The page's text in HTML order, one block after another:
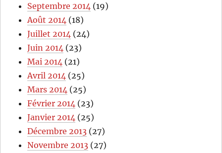
Septembre 2014 (19)
Août 2014 (18)
Juillet 2014 (24)
Juin 2014 (23)
Mai 2014 (21)
Avril 2014 (25)
Mars 2014 (25)
Février 2014 (23)
Janvier 2014 (25)
Décembre 2013 (27)
Novembre 2013 (27)